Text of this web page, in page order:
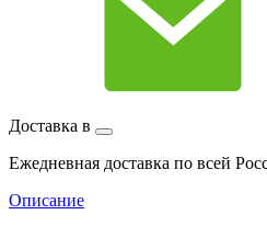
Доставка в
Ежедневная доставка по всей
Описание